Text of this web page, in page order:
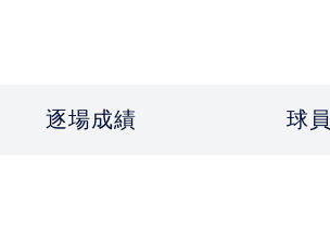
逐場成績 球